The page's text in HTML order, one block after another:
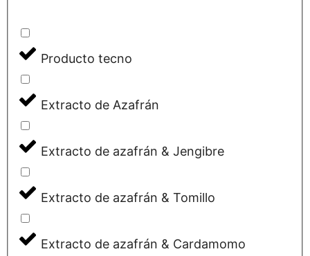
Producto tecno
Extracto de Azafrán
Extracto de azafrán & Jengibre
Extracto de azafrán & Tomillo
Extracto de azafrán & Cardamomo